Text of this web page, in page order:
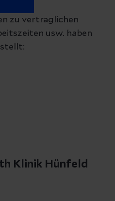
zu vertraglichen
usw. haben
Klinik Hünfeld